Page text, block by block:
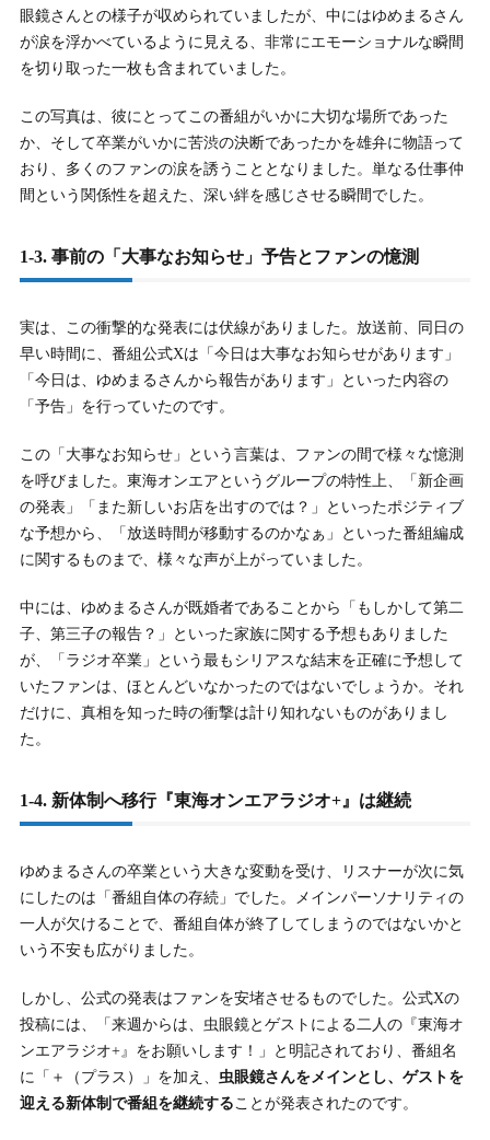
7-2. 7-2. 理由への深い理解と「パパ頑張れ」という温かい応援
8. まとめ：東海オンエア・ゆめまるの決断。子育てとキ
ャリアの両立を目指して
眼鏡さんとの様子が収められていましたが、中にはゆめまるさん
が涙を浮かべているように見える、非常にエモーショナルな瞬間
を切り取った一枚も含まれていました。
この写真は、彼にとってこの番組がいかに大切な場所であった
か、そして卒業がいかに苦渋の決断であったかを雄弁に物語って
おり、多くのファンの涙を誘うこととなりました。単なる仕事仲
間という関係性を超えた、深い絆を感じさせる瞬間でした。
1-3. 事前の「大事なお知らせ」予告とファンの憶測
実は、この衝撃的な発表には伏線がありました。放送前、同日の
早い時間に、番組公式Xは「今日は大事なお知らせがあります」
「今日は、ゆめまるさんから報告があります」といった内容の
「予告」を行っていたのです。
この「大事なお知らせ」という言葉は、ファンの間で様々な憶測
を呼びました。東海オンエアというグループの特性上、「新企画
の発表」「また新しいお店を出すのでは？」といったポジティブ
な予想から、「放送時間が移動するのかなぁ」といった番組編成
に関するものまで、様々な声が上がっていました。
中には、ゆめまるさんが既婚者であることから「もしかして第二
子、第三子の報告？」といった家族に関する予想もありました
が、「ラジオ卒業」という最もシリアスな結末を正確に予想して
いたファンは、ほとんどいなかったのではないでしょうか。それ
だけに、真相を知った時の衝撃は計り知れないものがありまし
た。
1-4. 新体制へ移行『東海オンエアラジオ+』は継続
ゆめまるさんの卒業という大きな変動を受け、リスナーが次に気
にしたのは「番組自体の存続」でした。メインパーソナリティの
一人が欠けることで、番組自体が終了してしまうのではないかと
いう不安も広がりました。
しかし、公式の発表はファンを安堵させるものでした。公式Xの
投稿には、「来週からは、虫眼鏡とゲストによる二人の『東海オ
ンエアラジオ+』をお願いします！」と明記されており、番組名
に「＋（プラス）」を加え、 虫眼鏡さんをメインとし、ゲストを
迎える新体制で番組を継続する ことが発表されたのです。